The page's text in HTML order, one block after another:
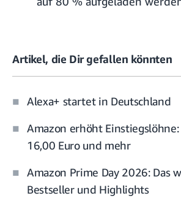
Artikel, die Dir gefallen könnten
Alexa+ startet in Deutschland
Amazon erhöht
16,00 Euro und mehr
Amazon Prime Day 2026: Das
Bestseller und Highlights